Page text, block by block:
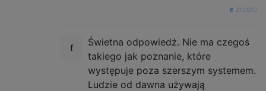
źródło
Świetna odpowiedź. Nie ma czegoś
takiego jak poznanie, które
występuje poza szerszym systemem.
Ludzie od dawna używają